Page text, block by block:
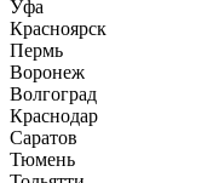
Уфа
Красноярск
Пермь
Воронеж
Волгоград
Краснодар
Саратов
Тюмень